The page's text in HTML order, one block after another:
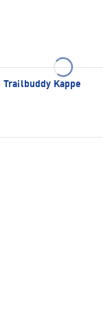
Trailbuddy Kappe